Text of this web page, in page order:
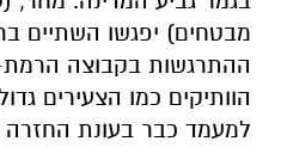
מבטחים) יפגשו השתיים
ההתרגשות בקבוצה
הוותיקים כמו הצעירים
למעמד כבר בעונת החזרה